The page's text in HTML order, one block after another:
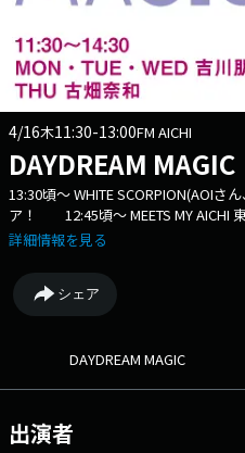
4/16木11:30-13:00FM AICHI
DAYDREAM MAGIC
13:30頃～ WHITE SCORPION(AOIさ
ア！ 12:45頃～ MEETS MY AICHI
年についてご担当の新美さんに
チオン！記憶をたどって答えるク
これ習ったはずなのに…”と記憶を
一緒に頭の体操してみましょう！
スナー参加型のコーナーで、遊び
シェアしたくなる話題をお届けし
こちら Xハッシュタグは「#デイ
詳細情報を見る
シェア
DAYDREAM MAGIC
出演者